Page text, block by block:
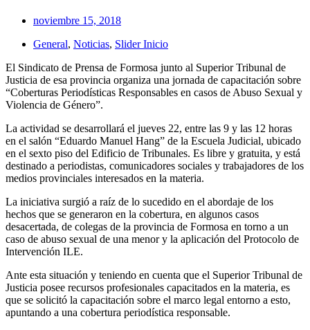
noviembre 15, 2018
General, Noticias, Slider Inicio
El Sindicato de Prensa de Formosa junto al Superior Tribunal de
Justicia de esa provincia organiza una jornada de capacitación sobre
“Coberturas Periodísticas Responsables en casos de Abuso Sexual y
Violencia de Género”.
La actividad se desarrollará el jueves 22, entre las 9 y las 12 horas
en el salón “Eduardo Manuel Hang” de la Escuela Judicial, ubicado
en el sexto piso del Edificio de Tribunales. Es libre y gratuita, y está
destinado a periodistas, comunicadores sociales y trabajadores de los
medios provinciales interesados en la materia.
La iniciativa surgió a raíz de lo sucedido en el abordaje de los
hechos que se generaron en la cobertura, en algunos casos
desacertada, de colegas de la provincia de Formosa en torno a un
caso de abuso sexual de una menor y la aplicación del Protocolo de
Intervención ILE.
Ante esta situación y teniendo en cuenta que el Superior Tribunal de
Justicia posee recursos profesionales capacitados en la materia, es
que se solicitó la capacitación sobre el marco legal entorno a esto,
apuntando a una cobertura periodística responsable.